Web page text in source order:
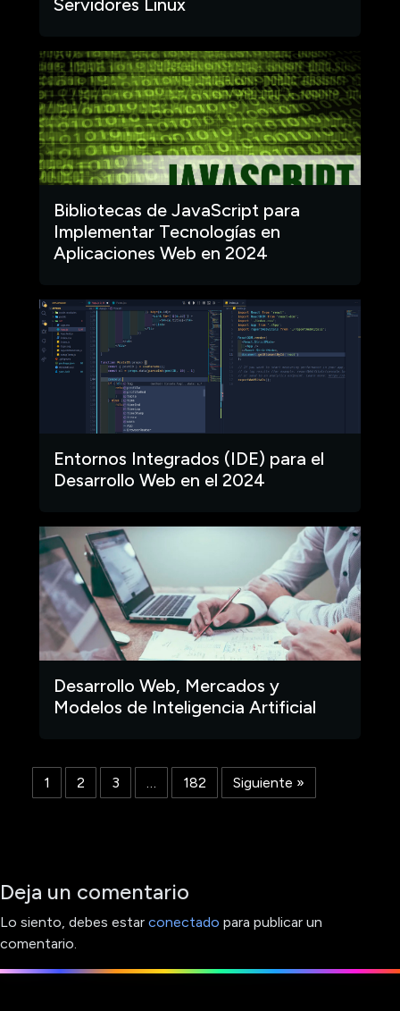
Servidores Linux
Bibliotecas de JavaScript para
Implementar Tecnologías en
Aplicaciones Web en 2024
Entornos Integrados (IDE) para el
Desarrollo Web en el 2024
Desarrollo Web, Mercados y
Modelos de Inteligencia Artificial
1 2 3 … 182 Siguiente »
Deja un comentario
Lo siento, debes estar conectado para publicar un
comentario.